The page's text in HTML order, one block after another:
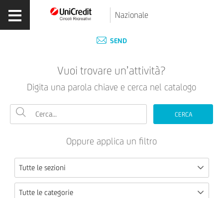
Nazionale
SEND
Vuoi trovare un’attività?
Digita una parola chiave e cerca nel catalogo
CERCA
Oppure applica un filtro
Tutte le sezioni
Tutte le categorie